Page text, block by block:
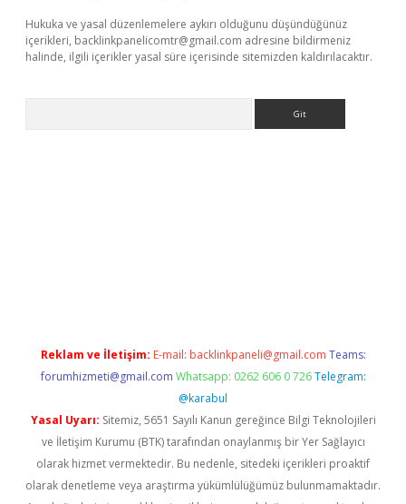
Hukuka ve yasal düzenlemelere aykırı olduğunu düşündüğünüz
içerikleri, backlinkpanelicomtr@gmail.com adresine bildirmeniz
halinde, ilgili içerikler yasal süre içerisinde sitemizden kaldırılacaktır.
Reklam ve İletişim: E-mail: backlinkpaneli@gmail.com Teams:
forumhizmeti@gmail.com Whatsapp: 0262 606 0 726 Telegram:
@karabul
Yasal Uyarı: Sitemiz, 5651 Sayılı Kanun gereğince Bilgi Teknolojileri
ve İletişim Kurumu (BTK) tarafından onaylanmış bir Yer Sağlayıcı
olarak hizmet vermektedir. Bu nedenle, sitedeki içerikleri proaktif
olarak denetleme veya araştırma yükümlülüğümüz bulunmamaktadır.